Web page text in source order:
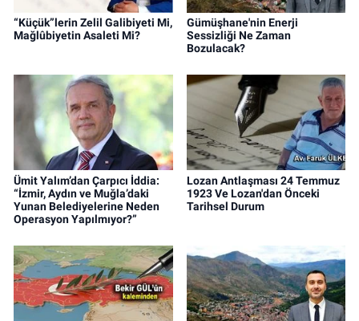
“Küçük”lerin Zelil Galibiyeti Mi,
Mağlûbiyetin Asaleti Mi?
Gümüşhane'nin Enerji
Sessizliği Ne Zaman
Bozulacak?
Ümit Yalım’dan Çarpıcı İddia:
“İzmir, Aydın ve Muğla’daki
Yunan Belediyelerine Neden
Operasyon Yapılmıyor?”
Lozan Antlaşması 24 Temmuz
1923 Ve Lozan'dan Önceki
Tarihsel Durum